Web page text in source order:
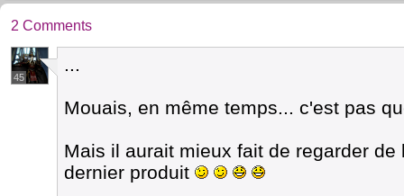
2 Comments
45
...
Mouais, en même temps... c'est pas
Mais il aurait mieux fait de regarder
dernier produit